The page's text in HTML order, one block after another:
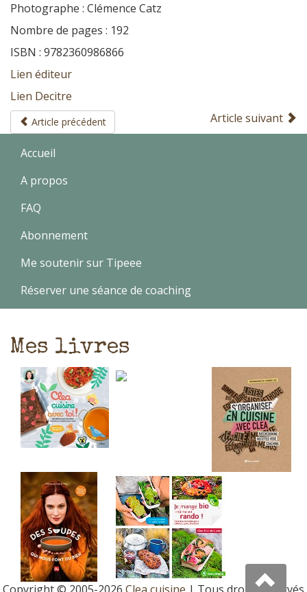
Photographe : Clémence Catz
Nombre de pages : 192
ISBN : 9782360986866
Lien éditeur
Lien Decitre
Article précédent Article suivant
Accueil
A propos
FAQ
Abonnement
Me soutenir sur Tipeee
Réserver une séance de coaching
Mes livres